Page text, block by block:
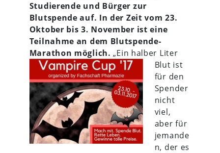
Studierende und Bürger zur
Blutspende auf. In der Zeit vom 23.
Oktober bis 3. November ist eine
Teilnahme an dem Blutspende-
Marathon möglich. „Ein halber Liter
Blut ist
für den
Spender
nicht
viel,
aber für
jemande
n, der es